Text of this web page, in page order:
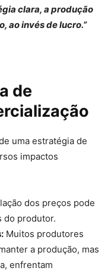
clara, a produção
ao invés de lucro.”
de
uma estratégia de
impactos
dos preços pode
do produtor.
Muitos produtores
a produção, mas
enfrentam